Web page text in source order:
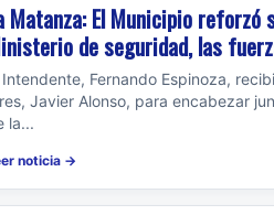
Matanza: El Municipio
de seguridad, las
Intendente, Fernando Espinoza,
Javier Alonso, para encabezar
la...
noticia →